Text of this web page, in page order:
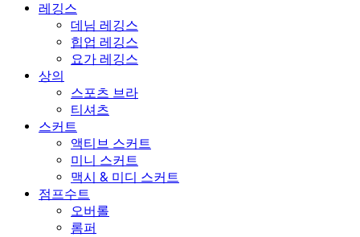
레깅스
데님 레깅스
힙업 레깅스
요가 레깅스
상의
스포츠 브라
티셔츠
스커트
액티브 스커트
미니 스커트
맥시 & 미디 스커트
점프수트
오버롤
롬퍼